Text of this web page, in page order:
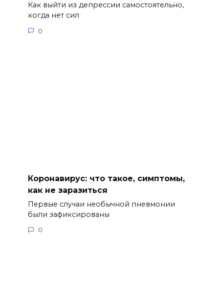
Как выйти из депрессии самостоятельно,
когда нет сил
0
Коронавирус: что такое, симптомы,
как не заразиться
Первые случаи необычной пневмонии
были зафиксированы
0